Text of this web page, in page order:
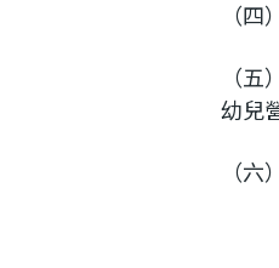
（
（
幼兒
（